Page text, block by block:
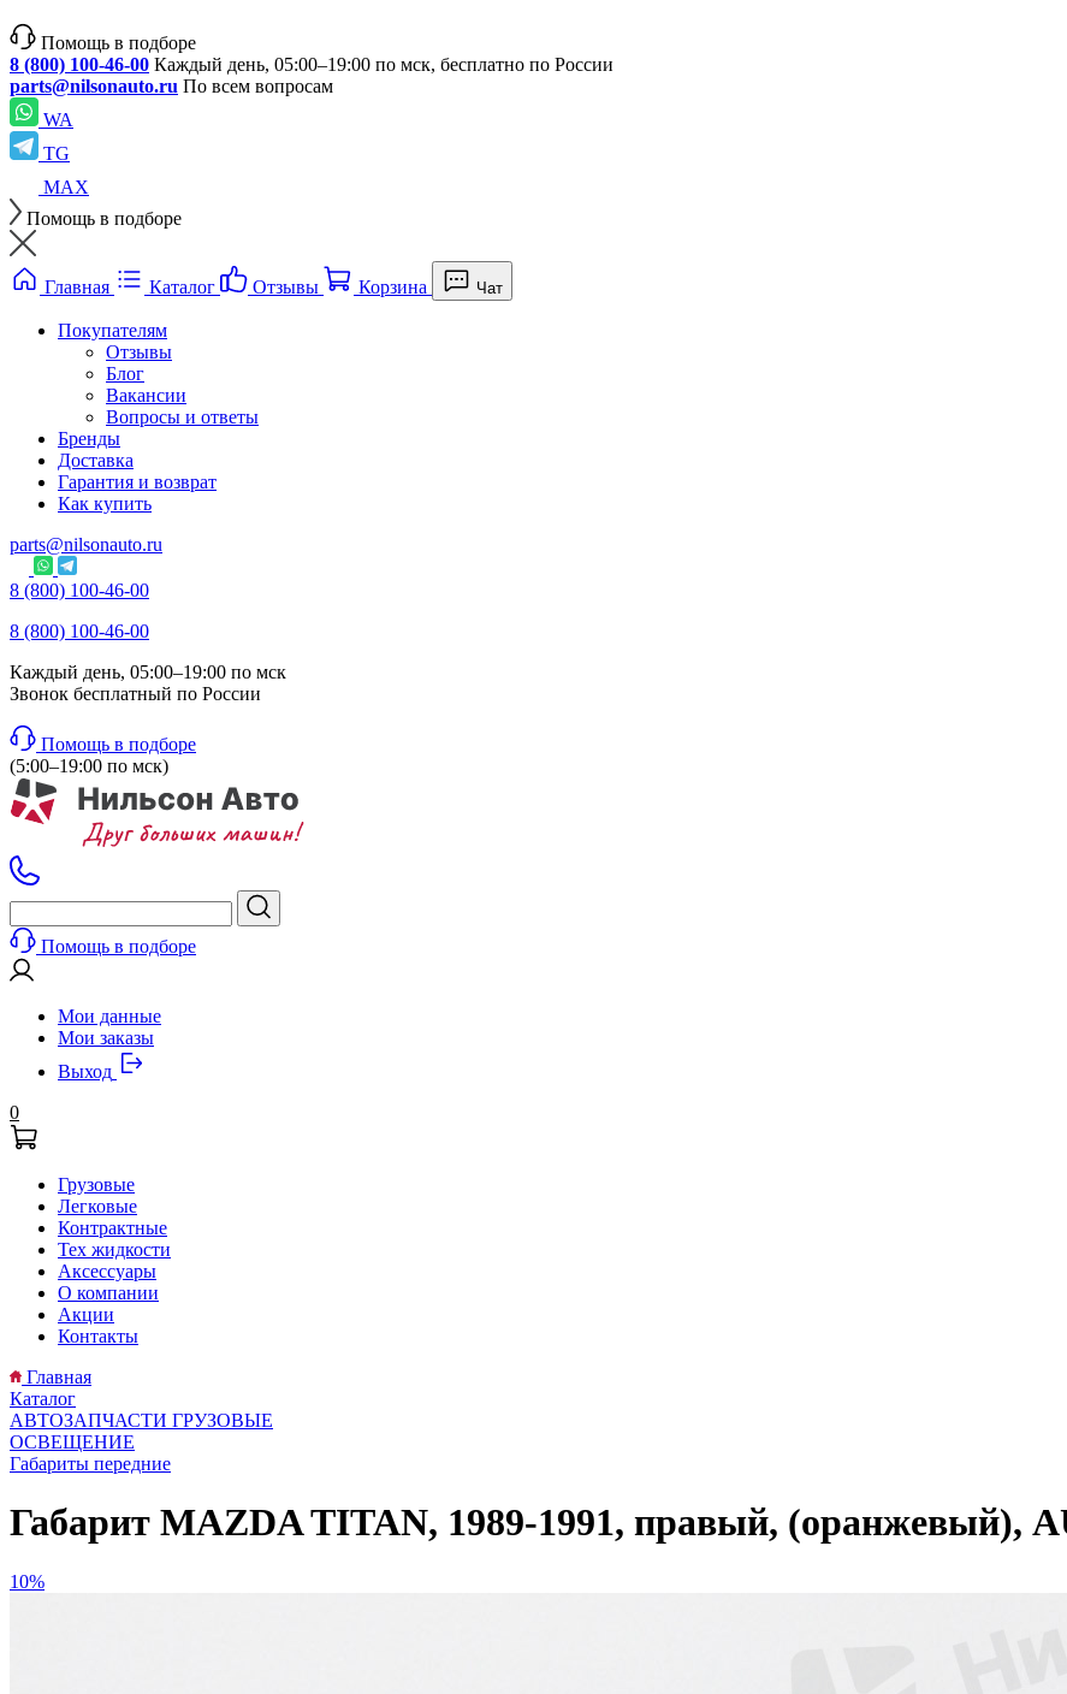
Помощь в подборе
8 (800) 100-46-00 Каждый день, 05:00–19:00 по мск, бесплатно по России
parts@nilsonauto.ru По всем вопросам
WA
TG
MAX
Помощь в подборе
Главная Каталог Отзывы Корзина Чат
Покупателям
Отзывы
Блог
Вакансии
Вопросы и ответы
Бренды
Доставка
Гарантия и возврат
Как купить
parts@nilsonauto.ru
8 (800) 100-46-00
8 (800) 100-46-00
Каждый день, 05:00–19:00 по мск
Звонок бесплатный по России
Помощь в подборе
(5:00–19:00 по мск)
Помощь в подборе
Мои данные
Мои заказы
Выход
0
Грузовые
Легковые
Контрактные
Тех жидкости
Аксессуары
О компании
Акции
Контакты
Главная
Каталог
АВТОЗАПЧАСТИ ГРУЗОВЫЕ
ОСВЕЩЕНИЕ
Габариты передние
Габарит MAZDA TITAN, 1989-1991, правый, (оранжевый),
10%